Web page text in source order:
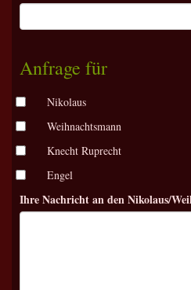
Anfrage für
Nikolaus
Weihnachtsmann
Knecht Ruprecht
Engel
Ihre Nachricht an den Nikolaus/